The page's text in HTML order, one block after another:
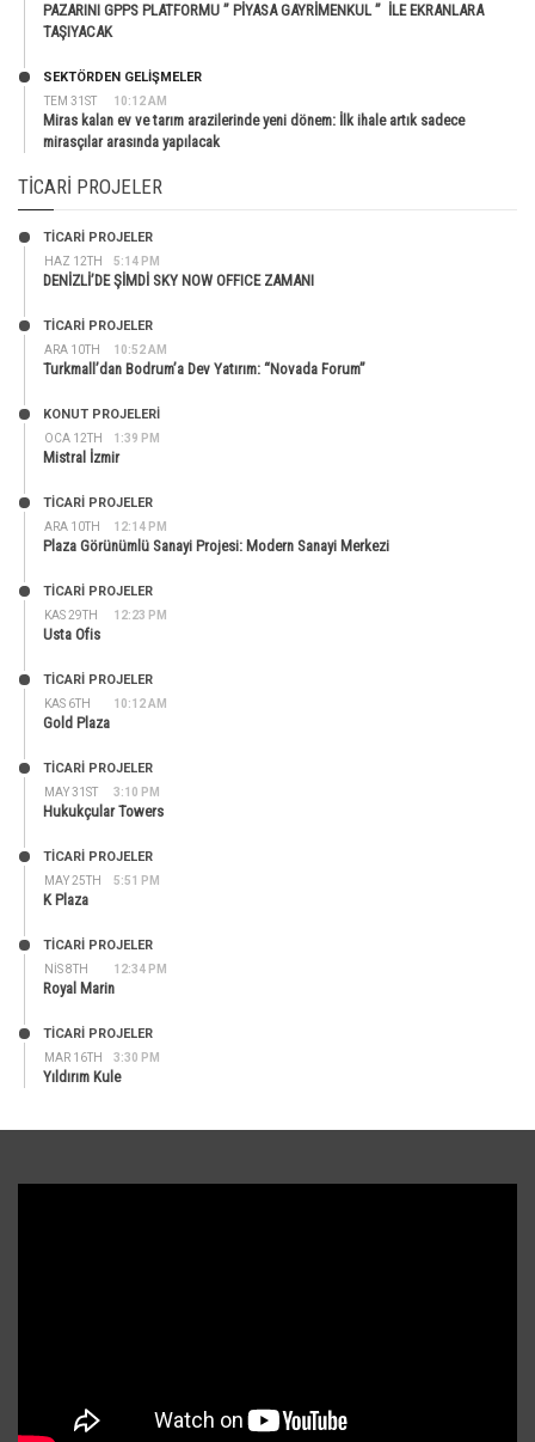
PAZARINI GPPS PLATFORMU ” PİYASA GAYRİMENKUL ” İLE EKRANLARA
TAŞIYACAK
TEM 31ST 10:12 AM
SEKTÖRDEN GELIŞMELER
Miras kalan ev ve tarım arazilerinde yeni dönem: İlk ihale artık sadece
mirasçılar arasında yapılacak
TICARI PROJELER
HAZ 12TH 5:14 PM
TİCARİ PROJELER
DENİZLİ’DE ŞİMDİ SKY NOW OFFICE ZAMANI
ARA 10TH 10:52 AM
TİCARİ PROJELER
Turkmall’dan Bodrum’a Dev Yatırım: “Novada Forum”
OCA 12TH 1:39 PM
KONUT PROJELERI
Mistral İzmir
ARA 10TH 12:14 PM
TİCARİ PROJELER
Plaza Görünümlü Sanayi Projesi: Modern Sanayi Merkezi
KAS 29TH 12:23 PM
TİCARİ PROJELER
Usta Ofis
KAS 6TH 10:12 AM
TİCARİ PROJELER
Gold Plaza
MAY 31ST 3:10 PM
TİCARİ PROJELER
Hukukçular Towers
MAY 25TH 5:51 PM
TİCARİ PROJELER
K Plaza
NIS 8TH 12:34 PM
TİCARİ PROJELER
Royal Marin
MAR 16TH 3:30 PM
TİCARİ PROJELER
Yıldırım Kule